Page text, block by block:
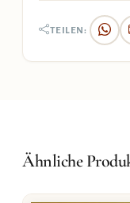
TEILEN:
Ähnliche